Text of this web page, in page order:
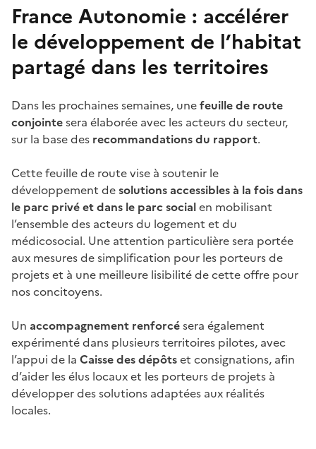
France Autonomie : accélérer
le développement de l’habitat
partagé dans les territoires
Dans les prochaines semaines, unefeuille de route
conjointesera élaborée avec les acteurs du secteur,
sur la base des recommandations du rapport.
Cette feuille de route vise à soutenir le
développement desolutions accessibles à la fois dans
le parc privé et dans le parc socialen mobilisant
l’ensemble des acteurs du logement et du
médicosocial. Une attention particulière sera portée
aux mesures de simplification pour les porteurs de
projets et à une meilleure lisibilité de cette offre pour
nos concitoyens.
Un accompagnement renforcésera également
expérimenté dans plusieurs territoires pilotes, avec
l’appui de la Caisse des dépôtset consignations, afin
d’aider les élus locaux et les porteurs de projets à
développer des solutions adaptées aux réalités
locales.